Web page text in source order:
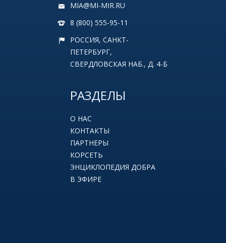
MIA@MI-MIR.RU
8 (800) 555-95-11
РОССИЯ, САНКТ-
ПЕТЕРБУРГ,
СВЕРДЛОВСКАЯ НАБ., Д. 4-Б
РАЗДЕЛЫ
О НАС
КОНТАКТЫ
ПАРТНЕРЫ
КОРСЕТЬ
ЭНЦИКЛОПЕДИЯ ДОБРА
В ЭФИРЕ